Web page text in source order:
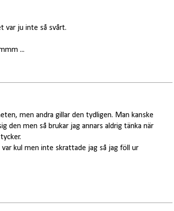
var ju inte så svårt.
...
men andra gillar den tydligen. Man kanske
den men så brukar jag annars aldrig tänka när
var kul men inte skrattade jag så jag föll ur